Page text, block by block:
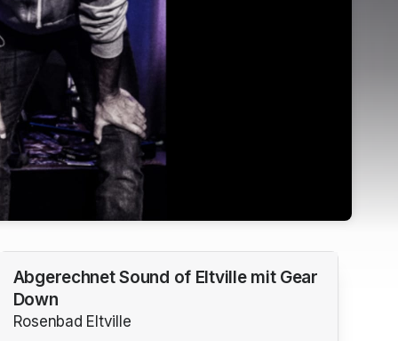
Abgerechnet Sound of Eltville mit Gear
Down
Rosenbad Eltville